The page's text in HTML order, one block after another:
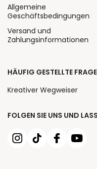
FOLGEN SIE UNS UND
Allgemeine
Geschäftsbedingungen
Versand und
Zahlungsinformationen
HÄUFIG GESTELLTE
Kreativer Wegweiser